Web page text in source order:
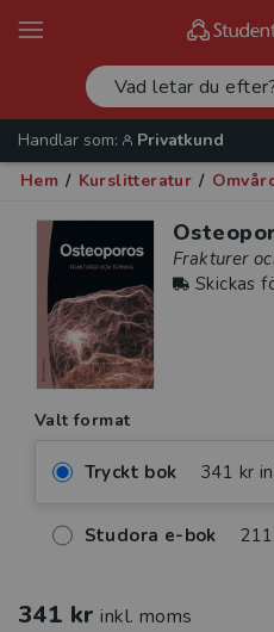
Handlar som:
Privatkund
Hem / Kurslitteratur /
Frakturer
Skickas
Valt format
Tryckt bok 341 kr
Studora e-bok
341 kr inkl. moms